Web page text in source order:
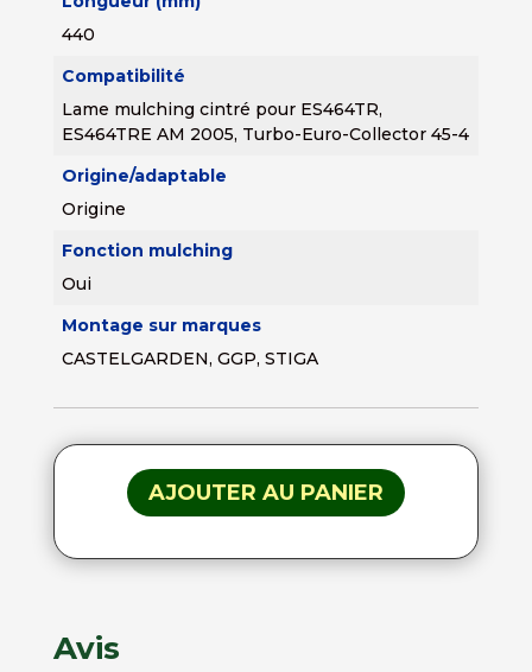
440
Compatibilité
Lame mulching cintré pour ES464TR,
ES464TRE AM 2005, Turbo-Euro-Collector 45-4
Origine/adaptable
Origine
Fonction mulching
Oui
Montage sur marques
CASTELGARDEN, GGP, STIGA
AJOUTER AU PANIER
Avis